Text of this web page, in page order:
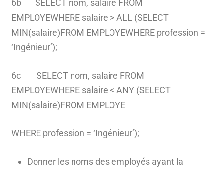
6b SELECT nom, salaire FROM
EMPLOYEWHERE salaire > ALL (SELECT
MIN(salaire)FROM EMPLOYEWHERE profession =
‘Ingénieur’);
6c SELECT nom, salaire FROM
EMPLOYEWHERE salaire < ANY (SELECT
MIN(salaire)FROM EMPLOYE
WHERE profession = ‘Ingénieur’);
Donner les noms des employés ayant la